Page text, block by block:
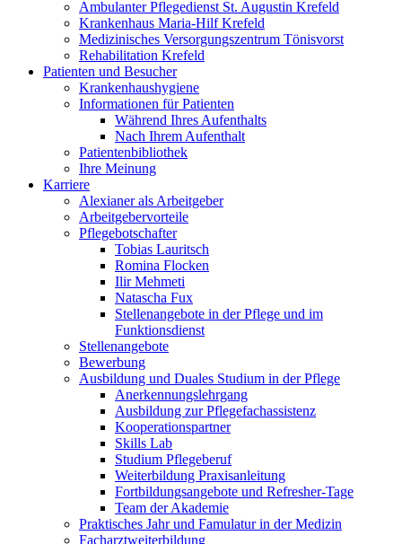
Ambulanter Pflegedienst St. Augustin Krefeld
Krankenhaus Maria-Hilf Krefeld
Medizinisches Versorgungszentrum Tönisvorst
Rehabilitation Krefeld
Patienten und Besucher
Krankenhaushygiene
Informationen für Patienten
Während Ihres Aufenthalts
Nach Ihrem Aufenthalt
Patientenbibliothek
Ihre Meinung
Karriere
Alexianer als Arbeitgeber
Arbeitgebervorteile
Pflegebotschafter
Tobias Lauritsch
Romina Flocken
Ilir Mehmeti
Natascha Fux
Stellenangebote in der Pflege und im
Funktionsdienst
Stellenangebote
Bewerbung
Ausbildung und Duales Studium in der Pflege
Anerkennungslehrgang
Ausbildung zur Pflegefachassistenz
Kooperationspartner
Skills Lab
Studium Pflegeberuf
Weiterbildung Praxisanleitung
Fortbildungsangebote und Refresher-Tage
Team der Akademie
Praktisches Jahr und Famulatur in der Medizin
Facharztweiterbildung